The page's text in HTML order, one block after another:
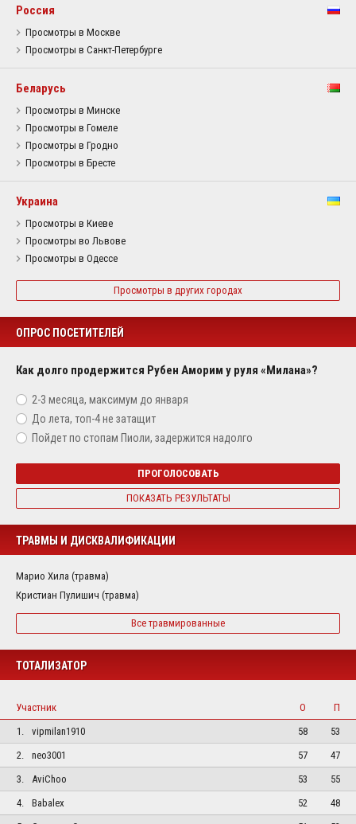
Россия
Просмотры в Москве
Просмотры в Санкт-Петербурге
Беларусь
Просмотры в Минске
Просмотры в Гомеле
Просмотры в Гродно
Просмотры в Бресте
Украина
Просмотры в Киеве
Просмотры во Львове
Просмотры в Одессе
Просмотры в других городах
ОПРОС ПОСЕТИТЕЛЕЙ
Как долго продержится Рубен Аморим у руля «Милана»?
2-3 месяца, максимум до января
До лета, топ-4 не затащит
Пойдет по стопам Пиоли, задержится надолго
ПРОГОЛОСОВАТЬ
ПОКАЗАТЬ РЕЗУЛЬТАТЫ
ТРАВМЫ И ДИСКВАЛИФИКАЦИИ
Марио Хила (травма)
Кристиан Пулишич (травма)
Все травмированные
ТОТАЛИЗАТОР
Участник О
П
1.
vipmilan1910 58
53
2.
neo3001 57
47
3.
AviChoo 53
55
4.
Babalex 52
48